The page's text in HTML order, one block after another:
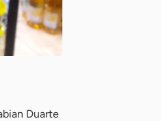
Duarte